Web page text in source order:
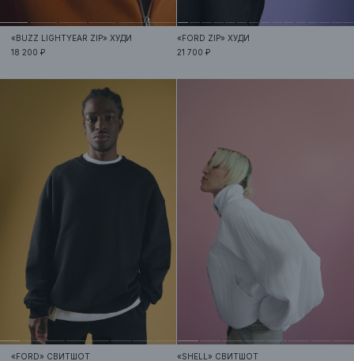
«BUZZ LIGHTYEAR ZIP»ХУДИ
18 200 ₽
«FORD ZIP»ХУДИ
21 700 ₽
«FORD» СВИТШОТ «SHELL» СВИТШОТ